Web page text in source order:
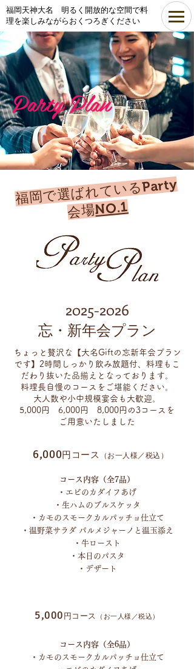
​福岡天神大名 明るく開放的な空間で料
理を楽しみながらおくつろぎください
Party Plan
​
福
岡
で
選
ば
れ
て
い
るParty
会
場NO.1
ちょっと贅沢な【大名Giftの忘新年会プラン
です】2時間しっかり飲み放題付、料理もこ
だわり抜いた品揃えとなっております。
料理長自慢のコースをご堪能ください。
大人数や小中規模宴会も大歓迎。
5,000円 6,000円 8,000円の3コースを
ご用意いたしました
6,000円コース （お一人様／税込）
コース内容（全7品）
・エビのカダイフあげ
・生ハムのブルスケッタ
・カモのスモークカルパッチョ仕立て
・温野菜サラダ パルメジャーノと温玉添え
・牛ロースト
・本日のパスタ
・デザート
5,000 円コース （お一人様／税込）
コース内容（全6品）
・カモのスモークカルパッチョ仕立て
2025-2026
​忘・新年会プラン